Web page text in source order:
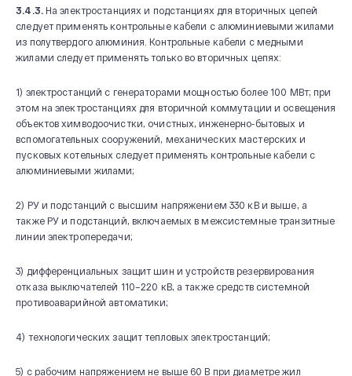
3.4.3.На электростанциях и подстанциях для вторичных цепей
следует применять контрольные кабели с алюминиевыми жилами
из полутвердого алюминия. Контрольные кабели с медными
жилами следует применять только во вторичных цепях:
1) электростанций с генераторами мощностью более 100 МВт; при
этом на электростанциях для вторичной коммутации и освещения
объектов химводоочистки, очистных, инженерно-бытовых и
вспомогательных сооружений, механических мастерских и
пусковых котельных следует применять контрольные кабели с
алюминиевыми жилами;
2) РУ и подстанций с высшим напряжением 330 кВ и выше, а
также РУ и подстанций, включаемых в межсистемные транзитные
линии электропередачи;
3) дифференциальных защит шин и устройств резервирования
отказа выключателей 110–220 кВ, а также средств системной
противоаварийной автоматики;
4) технологических защит тепловых электростанций;
5) с рабочим напряжением не выше 60 В при диаметре жил